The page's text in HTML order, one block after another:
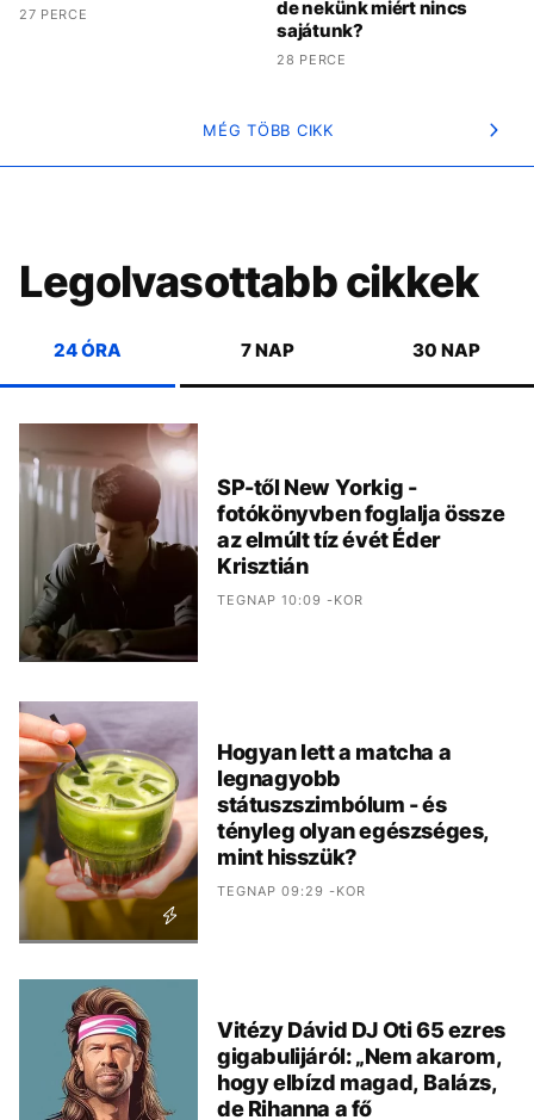
27 PERCE
de nekünk miért nincs
sajátunk?
28 PERCE
MÉG TÖBB CIKK
Legolvasottabb cikkek
24 ÓRA 7 NAP 30 NAP
SP-től New Yorkig -
fotókönyvben foglalja össze
az elmúlt tíz évét Éder
Krisztián
TEGNAP 10:09 -KOR
Hogyan lett a matcha a
legnagyobb
státuszszimbólum - és
tényleg olyan egészséges,
mint hisszük?
TEGNAP 09:29 -KOR
Vitézy Dávid DJ Oti 65 ezres
gigabulijáról: „Nem akarom,
hogy elbízd magad, Balázs,
de Rihanna a fő